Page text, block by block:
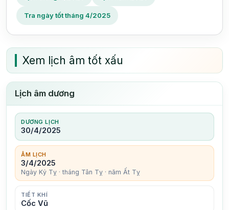
Tra ngày tốt tháng 4/2025
Xem lịch âm tốt xấu
Lịch âm dương
DƯƠNG LỊCH
30/4/2025
ÂM LỊCH
3/4/2025
Ngày Kỷ Tỵ · tháng Tân Tỵ · năm Ất Tỵ
TIẾT KHÍ
Cốc Vũ